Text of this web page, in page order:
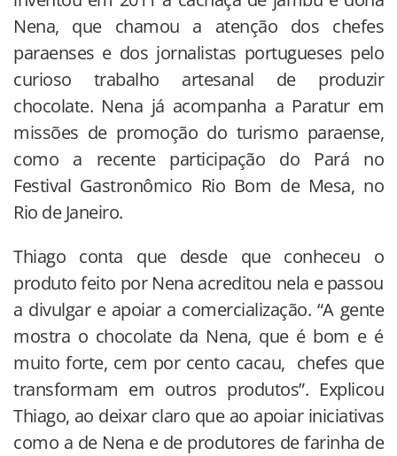
Nena, que chamou a atenção dos chefes
paraenses e dos jornalistas portugueses pelo
curioso trabalho artesanal de produzir
chocolate. Nena já acompanha a Paratur em
missões de promoção do turismo paraense,
como a recente participação do Pará no
Festival Gastronômico Rio Bom de Mesa, no
Rio de Janeiro.
Thiago conta que desde que conheceu o
produto feito por Nena acreditou nela e passou
a divulgar e apoiar a comercialização. “A gente
mostra o chocolate da Nena, que é bom e é
muito forte, cem por cento cacau, chefes que
transformam em outros produtos”. Explicou
Thiago, ao deixar claro que ao apoiar iniciativas
como a de Nena e de produtores de farinha de